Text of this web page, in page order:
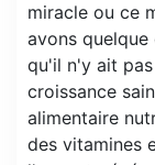
miracle ou ce
avons quelque
qu'il n'y ait
croissance
alimentaire
des vitamines